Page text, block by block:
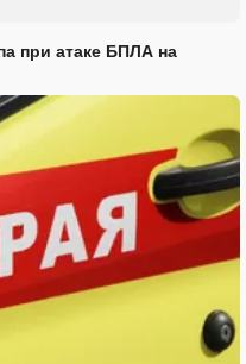
при атаке БПЛА на